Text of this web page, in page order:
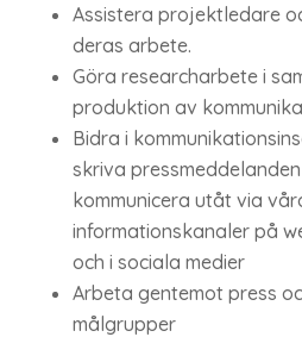
Assistera projektledare
deras arbete.
Göra researcharbete i
produktion av
Bidra i
skriva
kommunicera utåt via
informationskanaler på
och i sociala medier
Arbeta gentemot press
målgrupper